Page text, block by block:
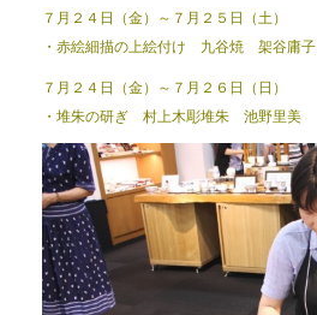
７月２４日（金）～７月２５日（土）
・赤絵細描の上絵付け 九谷焼 架谷庸子
７月２４日（金）～７月２６日（日）
・堆朱の研ぎ 村上木彫堆朱 池野里美